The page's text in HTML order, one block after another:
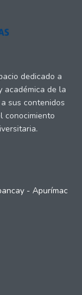
dedicado a
académica de la
sus contenidos
conocimiento
- Apurímac